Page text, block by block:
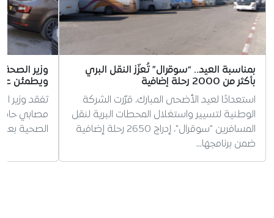
بمناسبة العيد.. “سوقرال” تُعزّز النقل البري
بأكثر من 2000 رحلة إضافية
استعدادًا لعيد الأضحى المبارك، قرّرت الشركة
الوطنية لتسيير واستغلال المحطات البرية لنقل
المسافرين "سوقرال"، إدراج 2650 رحلة إضافية
ضمن برنامجها…
وزير
ويطمئن
تفقد وزير
مصابي
الصحية بعد وفاة 6